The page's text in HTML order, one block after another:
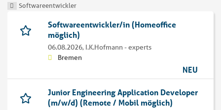
Softwareentwickler
Softwareentwickler/in (Homeoffice
möglich)
06.08.2026, I.K.Hofmann - experts
Bremen
NEU
Junior Engineering Application Developer
(m/w/d) (Remote / Mobil möglich)